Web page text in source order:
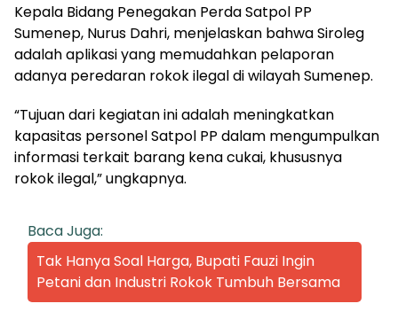
Kepala Bidang Penegakan Perda Satpol PP
Sumenep, Nurus Dahri, menjelaskan bahwa Siroleg
adalah aplikasi yang memudahkan pelaporan
adanya peredaran rokok ilegal di wilayah Sumenep.
“Tujuan dari kegiatan ini adalah meningkatkan
kapasitas personel Satpol PP dalam mengumpulkan
informasi terkait barang kena cukai, khususnya
rokok ilegal,” ungkapnya.
Baca Juga:
Tak Hanya Soal Harga, Bupati Fauzi Ingin
Petani dan Industri Rokok Tumbuh Bersama